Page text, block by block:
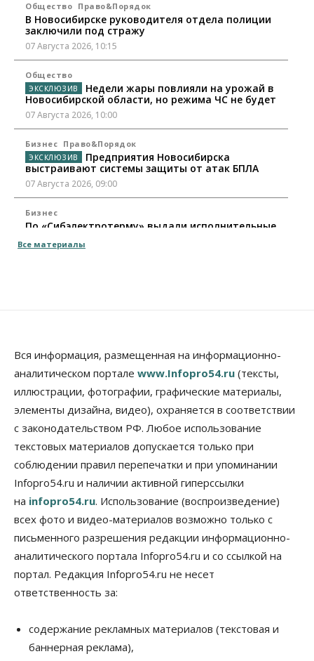
Общество Право&Порядок
В Новосибирске руководителя отдела полиции
заключили под стражу
07 Августа 2026, 10:15
Общество
Недели жары повлияли на урожай в
Новосибирской области, но режима ЧС не будет
07 Августа 2026, 10:00
Бизнес Право&Порядок
Предприятия Новосибирска
выстраивают системы защиты от атак БПЛА
07 Августа 2026, 09:00
Бизнес
По «Сибэлектротерму» выдали исполнительные
07 Августа 2026, 08:00
Мировые И Федеральные Новости
Россия построит в Киргизии новый кампус КРСУ:
30 гектаров, 15 тысяч студентов и 30 миллиардов
рублей
06 Августа 2026, 18:40
Новосибирским студентам помогают
адаптироваться к учебе через культуру
06 Августа 2026, 18:00
Бизнес
Застройщики продавливают компромиссы по
площади участков для КРТ в Новосибирске
Бизнес Недвижимость Общество
Около Заельцовского бора Новосибирска
Общество Право&Порядок
Все материалы
Вся информация, размещенная на информационно-
аналитическом портале www.Infopro54.ru (тексты,
иллюстрации, фотографии, графические материалы,
элементы дизайна, видео), охраняется в соответствии
с законодательством РФ. Любое использование
текстовых материалов допускается только при
соблюдении правил перепечатки и при упоминании
Infopro54.ru и наличии активной гиперссылки
на infopro54.ru. Использование (воспроизведение)
всех фото и видео-материалов возможно только с
письменного разрешения редакции информационно-
аналитического портала Infopro54.ru и со ссылкой на
портал. Редакция Infopro54.ru не несет
ответственность за:
содержание рекламных материалов (текстовая и
баннерная реклама),